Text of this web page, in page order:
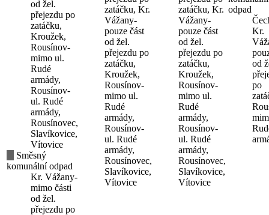
od žel.
přejezdu po
zatáčku,
Kroužek,
Rousínov-
mimo ul.
Rudé
armády,
Rousínov-
ul. Rudé
armády,
Rousínovec,
Slavíkovice,
Vítovice
Směsný
komunální odpad
Kr. Vážany-
mimo části
od žel.
přejezdu po
zatáčku, Kr.
Vážany-
pouze část
od žel.
přejezdu po
zatáčku,
Kroužek,
Rousínov-
mimo ul.
Rudé
armády,
Rousínov-
ul. Rudé
armády,
Rousínovec,
Slavíkovice,
Vítovice
zatáčku, Kr.
Vážany-
pouze část
od žel.
přejezdu po
zatáčku,
Kroužek,
Rousínov-
mimo ul.
Rudé
armády,
Rousínov-
ul. Rudé
armády,
Rousínovec,
Slavíkovice,
Vítovice
odpad
Kr.
od
po